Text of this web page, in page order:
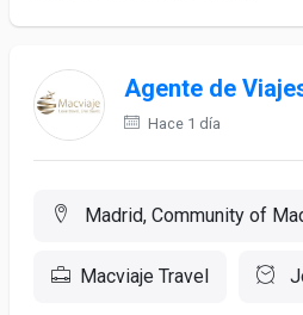
Agente de
Hace 1 día
Madrid, Community of
Macviaje Travel